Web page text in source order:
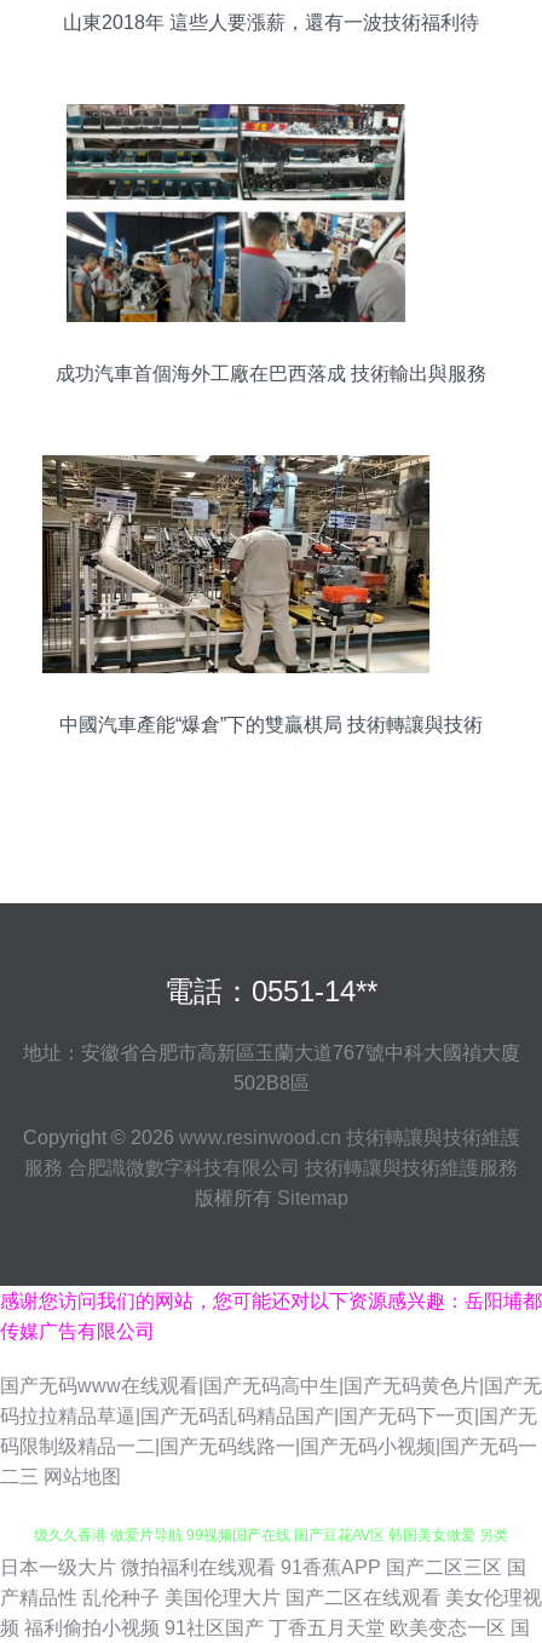
山東2018年 這些人要漲薪，還有一波技術福利待
成功汽車首個海外工廠在巴西落成 技術輸出與服務
中國汽車產能“爆倉”下的雙贏棋局 技術轉讓與技術
電話：0551-14**
地址：安徽省合肥市高新區玉蘭大道767號中科大國禎大廈
502B8區
Copyright © 2026 www.resinwood.cn 技術轉讓與技術維護
服務 合肥識微數字科技有限公司 技術轉讓與技術維護服務
版權所有 Sitemap
感谢您访问我们的网站，您可能还对以下资源感兴趣：岳阳埔都
传媒广告有限公司
国产无码www在线观看|国产无码高中生|国产无码黄色片|国产无
码拉拉精品草逼|国产无码乱码精品国产|国产无码下一页|国产无
码限制级精品一二|国产无码线路一|国产无码小视频|国产无码一
二三 网站地图
91ri精品 美女天天肏 超碰大神 黄涩91大片 蜜芽自拍网 欧洲激情综合 三级三
级久久香港 做爱片导航 99视频国产在线 国产豆花AV区 韩国美女做爱 另类
日本一级大片 微拍福利在线观看 91香蕉APP 国产二区三区 国
产精品性 乱伦种子 美国伦理大片 国产二区在线观看 美女伦理视
频 福利偷拍小视频 91社区国产 丁香五月天堂 欧美变态一区 国